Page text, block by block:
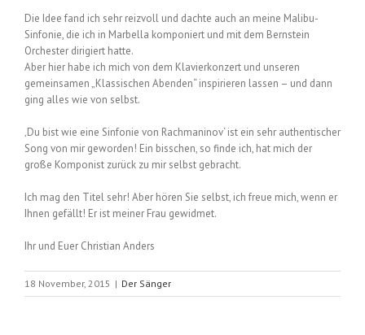
Die Idee fand ich sehr reizvoll und dachte auch an meine Malibu-
Sinfonie, die ich in Marbella komponiert und mit dem Bernstein
Orchester dirigiert hatte.
Aber hier habe ich mich von dem Klavierkonzert und unseren
gemeinsamen „Klassischen Abenden“ inspirieren lassen – und dann
ging alles wie von selbst.
‚Du bist wie eine Sinfonie von Rachmaninov‘ ist ein sehr authentischer
Song von mir geworden! Ein bisschen, so finde ich, hat mich der
große Komponist zurück zu mir selbst gebracht.
Ich mag den Titel sehr! Aber hören Sie selbst, ich freue mich, wenn er
Ihnen gefällt! Er ist meiner Frau gewidmet.
Ihr und Euer Christian Anders
18 November, 2015 | Der Sänger